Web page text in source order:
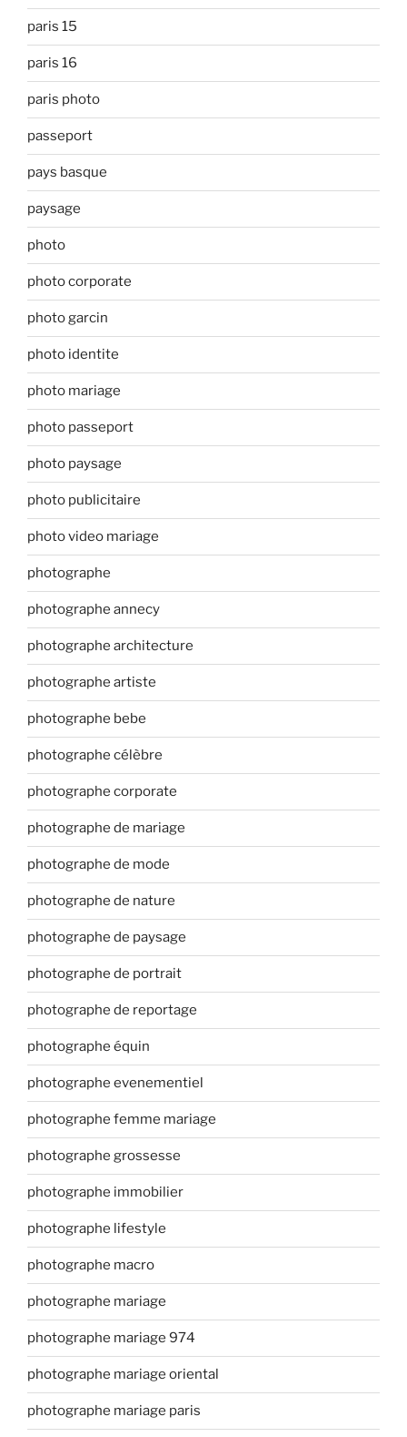
paris 15
paris 16
paris photo
passeport
pays basque
paysage
photo
photo corporate
photo garcin
photo identite
photo mariage
photo passeport
photo paysage
photo publicitaire
photo video mariage
photographe
photographe annecy
photographe architecture
photographe artiste
photographe bebe
photographe célèbre
photographe corporate
photographe de mariage
photographe de mode
photographe de nature
photographe de paysage
photographe de portrait
photographe de reportage
photographe équin
photographe evenementiel
photographe femme mariage
photographe grossesse
photographe immobilier
photographe lifestyle
photographe macro
photographe mariage
photographe mariage 974
photographe mariage oriental
photographe mariage paris